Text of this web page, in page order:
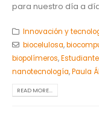
para nuestro día a
Innovación y
biocelulosa,
biopolímeros,
nanotecnología,Paula
READ MORE...